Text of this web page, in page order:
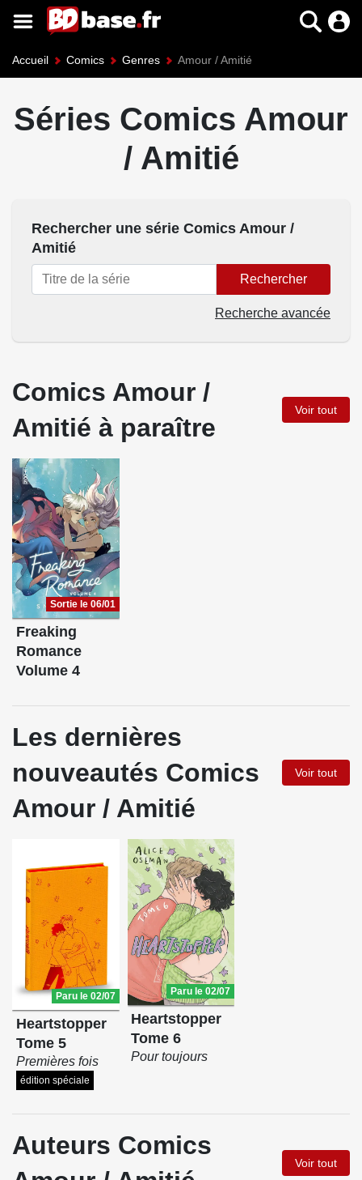
Accueil Comics Genres Amour / Amitié
Séries Comics Amour
/ Amitié
Rechercher une série Comics Amour /
Amitié
Rechercher
Recherche avancée
Comics Amour /
Amitié à paraître
Voir tout
Sortie le 06/01
Freaking
Romance
Volume 4
Les dernières
nouveautés Comics
Amour / Amitié
Voir tout
Paru le 02/07
Heartstopper
Tome 5
Premières fois
édition spéciale
Paru le 02/07
Heartstopper
Tome 6
Pour toujours
Auteurs Comics
Voir tout